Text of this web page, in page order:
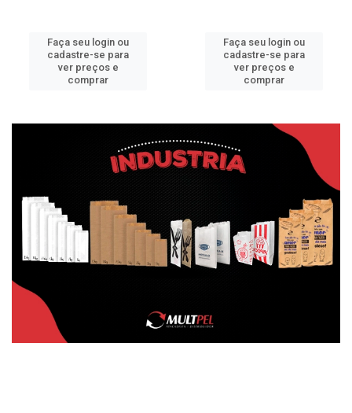
Faça seu login ou
cadastre-se para
ver preços e
comprar
Faça seu login ou
cadastre-se para
ver preços e
comprar